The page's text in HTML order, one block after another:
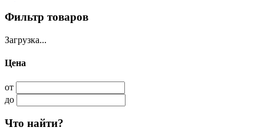
Фильтр товаров
Загрузка...
Цена
от
до
Что найти?